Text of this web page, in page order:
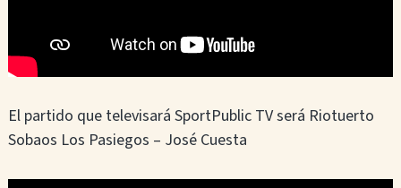
El partido que televisará SportPublic TV será Riotuerto
Sobaos Los Pasiegos – José Cuesta